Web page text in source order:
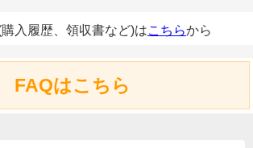
入履歴、領収書など)はこちらから
FAQはこちら